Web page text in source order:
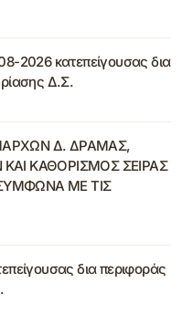
2026 κατεπείγουσας δια
Δ.Σ.
Δ. ΔΡΑΜΑΣ,
ΚΑΘΟΡΙΣΜΟΣ ΣΕΙΡΑΣ
ΜΕ ΤΙΣ
δια περιφοράς